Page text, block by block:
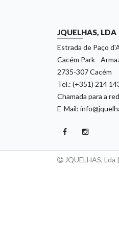
JQUELHAS, LDA
Estrada de Paço
Cacém Park -
2735-307 Cacém
Tel.: (+351) 214
Chamada para a
E-Mail:
JQUELHAS,